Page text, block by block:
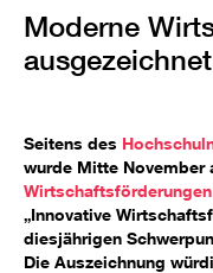
Moderne
ausgezeichnet
Seitens des
wurde Mitte November
Wirtschaftsförderungen
„Innovative
diesjährigen
Die Auszeichnung